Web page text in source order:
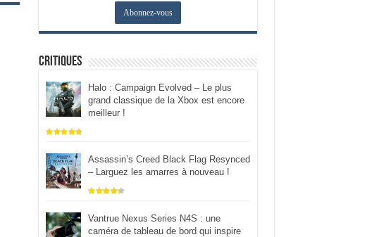
Critiques
Halo : Campaign Evolved – Le plus
grand classique de la Xbox est encore
meilleur !
Assassin’s Creed Black Flag Resynced
– Larguez les amarres à nouveau !
Vantrue Nexus Series N4S : une
caméra de tableau de bord qui inspire